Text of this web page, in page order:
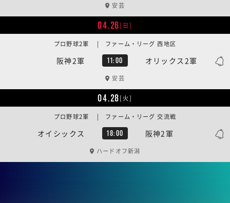
安芸
04.26[日]
阪神2軍 11:00 オリックス2軍
プロ野球2軍 | ファーム・リーグ 西地区
安芸
04.28[火]
オイシックス 18:00 阪神2軍
プロ野球2軍 | ファーム・リーグ 交流戦
ハードオフ新潟